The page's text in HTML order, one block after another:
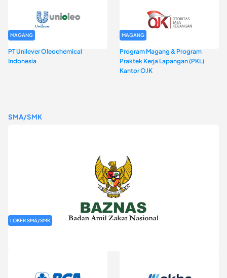
MAGANG
PT Unilever Oleochemical
Indonesia
MAGANG
Program Magang & Program
Praktek Kerja Lapangan (PKL)
Kantor OJK
SMA/SMK
LOKER SMA/SMK